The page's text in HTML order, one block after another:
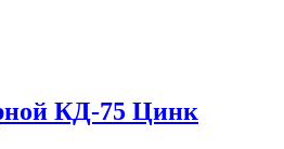
КД-75 Цинк